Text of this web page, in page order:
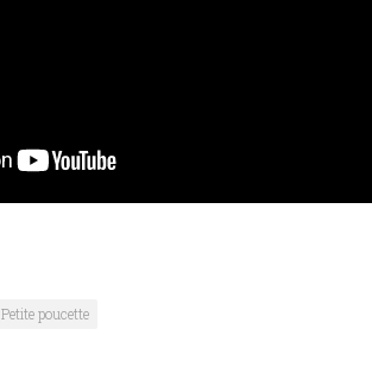
Petite poucette